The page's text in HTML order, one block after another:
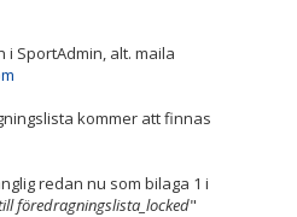
SportAdmin, alt. maila
kommer att finnas
redan nu som bilaga 1 i
föredragningslista_locked"